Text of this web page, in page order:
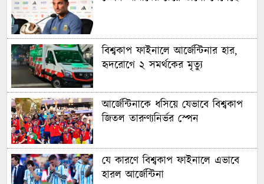
বিশ্বকাপ ফাইনালে আর্জেন্টিনার হার,
হৃদরোগে ২ সমর্থকের মৃত্যু
আর্জেন্টিনাকে ধসিয়ে যেভাবে বিশ্বকাপ
জিতল তারুণ্যনির্ভর স্পেন
যে কারণে বিশ্বকাপ ফাইনালে এভাবে
হারল আর্জেন্টিনা